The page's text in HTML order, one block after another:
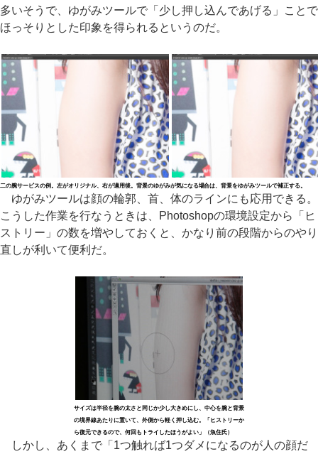
多いそうで、ゆがみツールで「少し押し込んであげる」ことで
ほっそりとした印象を得られるというのだ。
二の腕サービスの例。左がオリジナル、右が適用後。背景のゆがみが気になる場合は、背景をゆがみツールで補正する。
ゆがみツールは顔の輪郭、首、体のラインにも応用できる。
こうした作業を行なうときは、Photoshopの環境設定から「ヒ
ストリー」の数を増やしておくと、かなり前の段階からのやり
直しが利いて便利だ。
サイズは半径を腕の太さと同じか少し大きめにし、中心を腕と背景
の境界線あたりに置いて、外側から軽く押し込む。「ヒストリーか
ら復元できるので、何回もトライしたほうがよい」（魚住氏）
しかし、あくまで「1つ触れば1つダメになるのが人の顔だ